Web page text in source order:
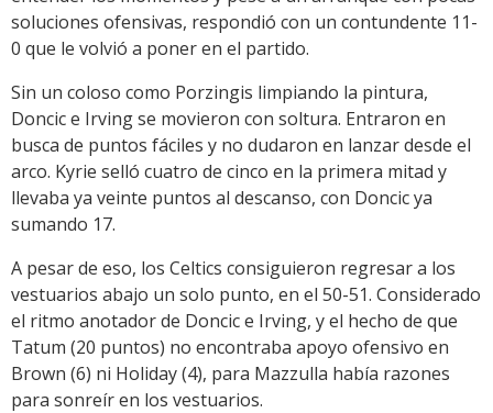
soluciones ofensivas, respondió con un contundente 11-
0 que le volvió a poner en el partido.
Sin un coloso como Porzingis limpiando la pintura,
Doncic e Irving se movieron con soltura. Entraron en
busca de puntos fáciles y no dudaron en lanzar desde el
arco. Kyrie selló cuatro de cinco en la primera mitad y
llevaba ya veinte puntos al descanso, con Doncic ya
sumando 17.
A pesar de eso, los Celtics consiguieron regresar a los
vestuarios abajo un solo punto, en el 50-51. Considerado
el ritmo anotador de Doncic e Irving, y el hecho de que
Tatum (20 puntos) no encontraba apoyo ofensivo en
Brown (6) ni Holiday (4), para Mazzulla había razones
para sonreír en los vestuarios.